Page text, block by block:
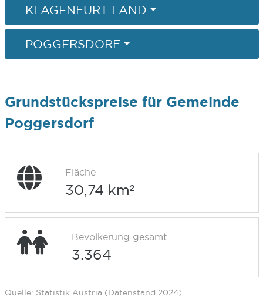
KLAGENFURT LAND
POGGERSDORF
Grundstückspreise für Gemeinde
Poggersdorf
Fläche
30,74 km²
Bevölkerung gesamt
3.364
Quelle: Statistik Austria (Datenstand 2024)